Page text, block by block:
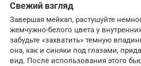
Свежий взгляд
Завершая мейкап, растушуйте
жемчужно-белого цвета у
забудьте «захватить» темную
она, как и синяки под глазами,
вид. После использования этого